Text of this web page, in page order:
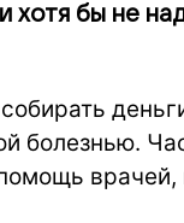
хотя бы не
болезнью.
врачей,